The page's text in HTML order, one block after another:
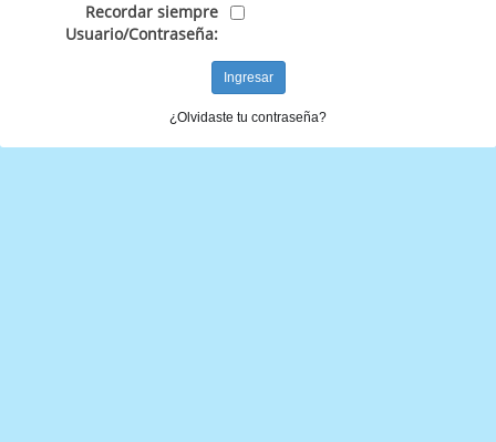
Recordar siempre
Usuario/Contraseña:
¿Olvidaste tu contraseña?